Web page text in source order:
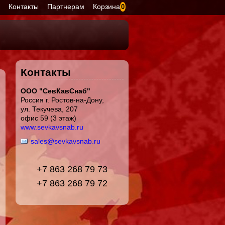
Контакты Партнерам Корзина 0
Контакты
ООО "СевКавСнаб"
Россия г. Ростов-на-Дону,
ул. Текучева, 207
офис 59 (3 этаж)
www.sevkavsnab.ru
sales@sevkavsnab.ru
+7 863 268 79 73
+7 863 268 79 72